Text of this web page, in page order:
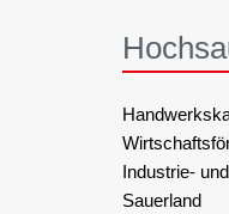
Industrie-
Sauerland